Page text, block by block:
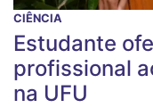
CIÊNCIA
Estudante
profissional
na UFU